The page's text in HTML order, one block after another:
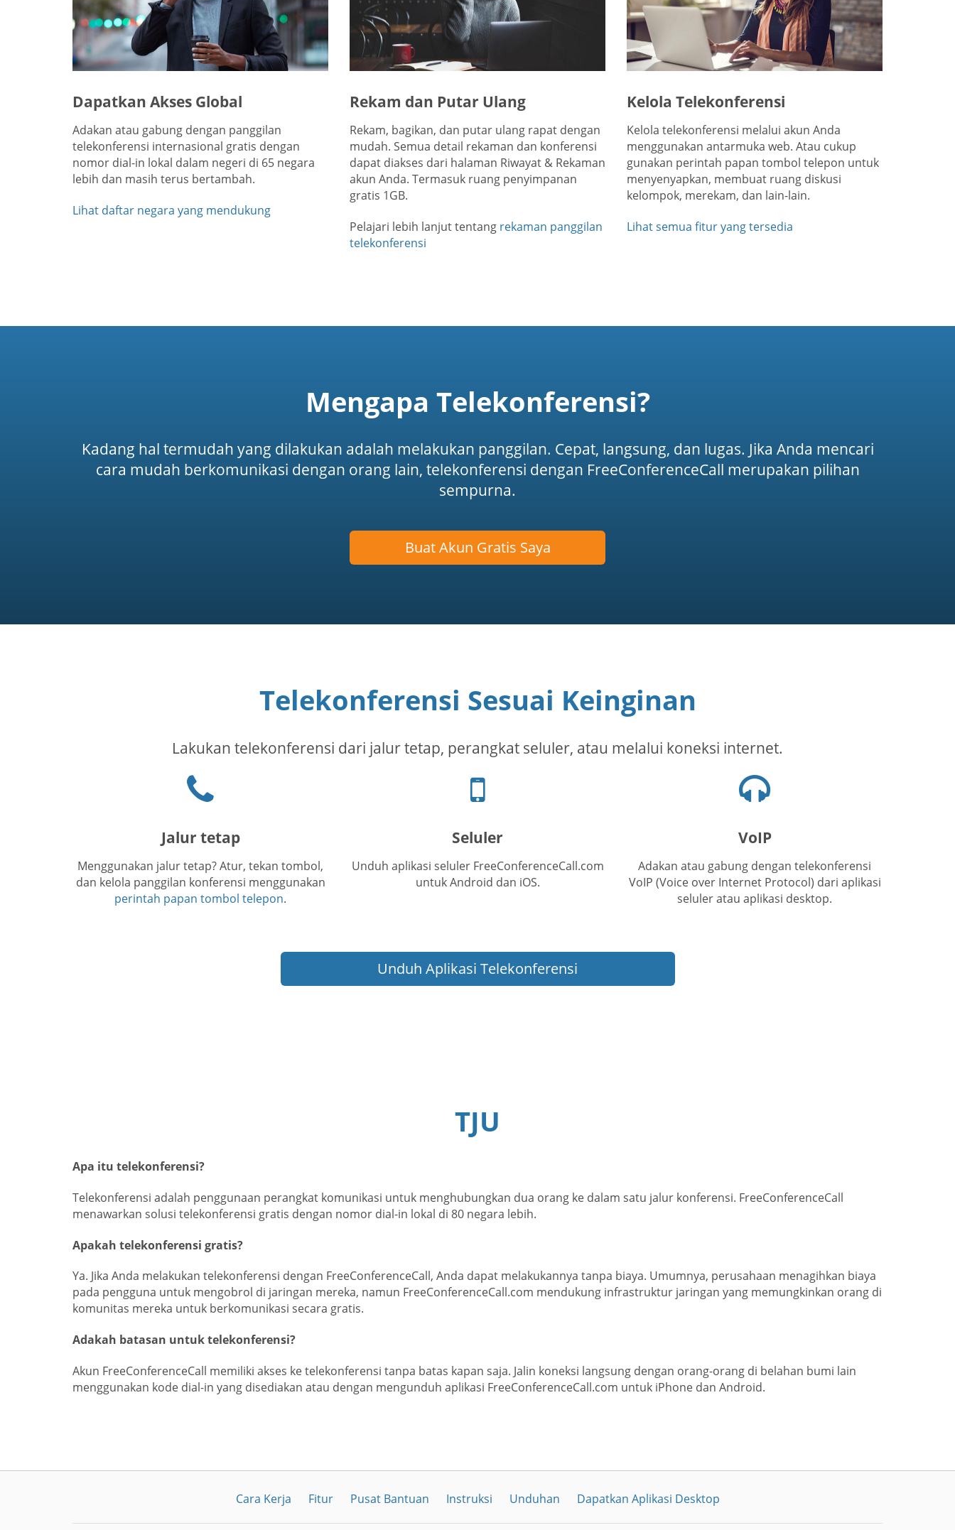
Dapatkan Akses Global
Adakan atau gabung dengan panggilan
telekonferensi internasional gratis dengan
nomor dial-in lokal dalam negeri di 65 negara
lebih dan masih terus bertambah.
Lihat daftar negara yang mendukung
Rekam dan Putar Ulang
Rekam, bagikan, dan putar ulang rapat dengan
mudah. Semua detail rekaman dan konferensi
dapat diakses dari halaman Riwayat & Rekaman
akun Anda. Termasuk ruang penyimpanan
gratis 1GB.
Pelajari lebih lanjut tentang rekaman panggilan
telekonferensi
Kelola Telekonferensi
Kelola telekonferensi melalui akun Anda
menggunakan antarmuka web. Atau cukup
gunakan perintah papan tombol telepon untuk
menyenyapkan, membuat ruang diskusi
kelompok, merekam, dan lain-lain.
Lihat semua fitur yang tersedia
Mengapa Telekonferensi?
Kadang hal termudah yang dilakukan adalah melakukan panggilan. Cepat, langsung, dan lugas. Jika Anda mencari
cara mudah berkomunikasi dengan orang lain, telekonferensi dengan FreeConferenceCall merupakan pilihan
sempurna.
Buat Akun Gratis Saya
Telekonferensi Sesuai Keinginan
Lakukan telekonferensi dari jalur tetap, perangkat seluler, atau melalui koneksi internet.
telepon
Jalur tetap
Menggunakan jalur tetap? Atur, tekan tombol,
dan kelola panggilan konferensi menggunakan
perintah papan tombol telepon.
Ikon
telepon
Seluler
Unduh aplikasi seluler FreeConferenceCall.com
untuk Android dan iOS.
headset
VoIP
Adakan atau gabung dengan telekonferensi
VoIP (Voice over Internet Protocol) dari aplikasi
seluler atau aplikasi desktop.
Unduh Aplikasi Telekonferensi
TJU
Apa itu telekonferensi?
Telekonferensi adalah penggunaan perangkat komunikasi untuk menghubungkan dua orang ke dalam satu jalur konferensi. FreeConferenceCall
menawarkan solusi telekonferensi gratis dengan nomor dial-in lokal di 80 negara lebih.
Apakah telekonferensi gratis?
Ya. Jika Anda melakukan telekonferensi dengan FreeConferenceCall, Anda dapat melakukannya tanpa biaya. Umumnya, perusahaan menagihkan biaya
pada pengguna untuk mengobrol di jaringan mereka, namun FreeConferenceCall.com mendukung infrastruktur jaringan yang memungkinkan orang di
komunitas mereka untuk berkomunikasi secara gratis.
Adakah batasan untuk telekonferensi?
Akun FreeConferenceCall memiliki akses ke telekonferensi tanpa batas kapan saja. Jalin koneksi langsung dengan orang-orang di belahan bumi lain
menggunakan kode dial-in yang disediakan atau dengan mengunduh aplikasi FreeConferenceCall.com untuk iPhone dan Android.
Cara Kerja Fitur Pusat Bantuan Instruksi Unduhan Dapatkan Aplikasi Desktop